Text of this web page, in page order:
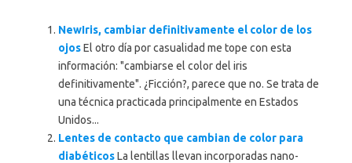
NewIris, cambiar definitivamente el color de los
ojosEl otro día por casualidad me tope con esta
información: "cambiarse el color del iris
definitivamente". ¿Ficción?, parece que no. Se trata de
una técnica practicada principalmente en Estados
Unidos...
Lentes de contacto que cambian de color para
diabéticosLa lentillas llevan incorporadas nano-